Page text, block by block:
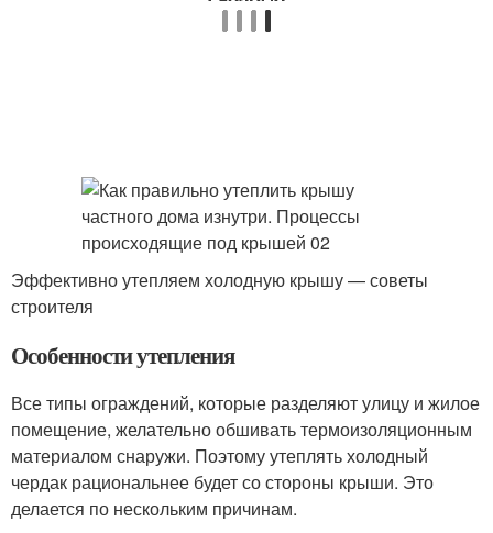
Эффективно утепляем холодную крышу — советы
строителя
Особенности утепления
Все типы ограждений, которые разделяют улицу и жилое
помещение, желательно обшивать термоизоляционным
материалом снаружи. Поэтому утеплять холодный
чердак рациональнее будет со стороны крыши. Это
делается по нескольким причинам.